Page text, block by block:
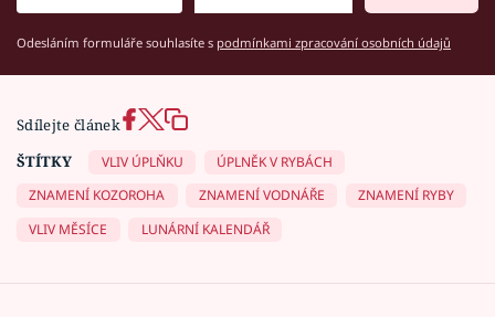
Odesláním formuláře souhlasíte s podmínkami zpracování osobních údajů
Sdílejte článek
ŠTÍTKY
VLIV ÚPLŇKU
ÚPLNĚK V RYBÁCH
ZNAMENÍ KOZOROHA
ZNAMENÍ VODNÁŘE
ZNAMENÍ RYBY
VLIV MĚSÍCE
LUNÁRNÍ KALENDÁŘ